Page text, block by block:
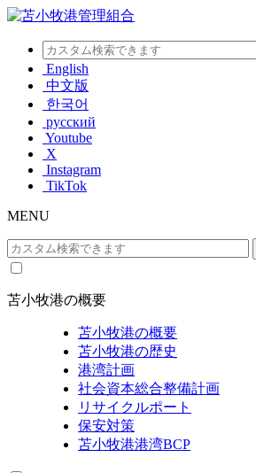
English
中文版
한국어
русский
Youtube
X
Instagram
TikTok
MENU
苫小牧港の概要
苫小牧港の概要
苫小牧港の歴史
港湾計画
社会資本総合整備計画
リサイクルポート
保安対策
苫小牧港港湾BCP